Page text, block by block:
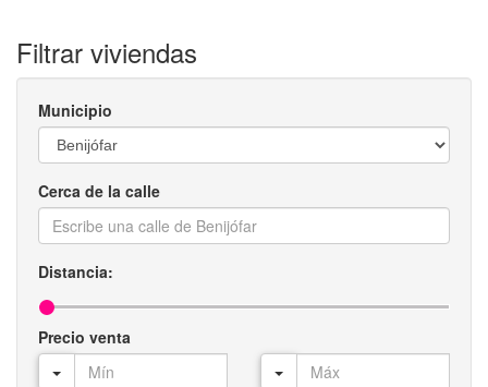
Filtrar viviendas
Municipio
Cerca de la calle
Distancia:
Precio venta